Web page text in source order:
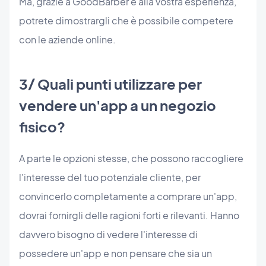
potrete dimostrargli che è possibile competere
con le aziende online.
3/ Quali punti utilizzare per
vendere un'app a un negozio
fisico?
A parte le opzioni stesse, che possono raccogliere
l'interesse del tuo potenziale cliente, per
convincerlo completamente a comprare un'app,
dovrai fornirgli delle ragioni forti e rilevanti. Hanno
davvero bisogno di vedere l'interesse di
possedere un'app e non pensare che sia un